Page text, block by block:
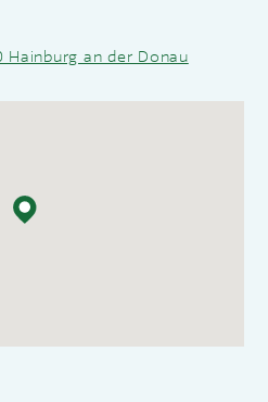
Hainburg an der Donau